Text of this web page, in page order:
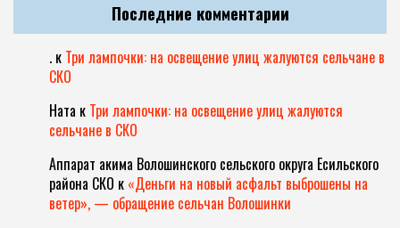
Последние комментарии
. к Три лампочки: на освещение улиц жалуются сельчане в
СКО
Ната к Три лампочки: на освещение улиц жалуются
сельчане в СКО
Аппарат акима Волошинского сельского округа Есильского
района СКО к «Деньги на новый асфальт выброшены на
ветер», — обращение сельчан Волошинки